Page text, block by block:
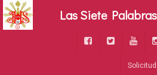
Las Siete